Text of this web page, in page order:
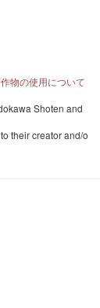
物の使用について
Shoten and
their creator and/o